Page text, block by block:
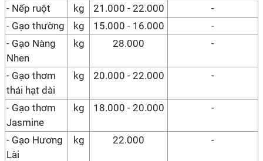
- Nếp ruột
kg 21.000 - 22.000
-
- Gạo thường
kg 15.000 - 16.000
-
- Gạo Nàng
Nhen
kg 28.000 -
- Gạo thơm
thái hạt dài
kg 20.000 - 22.000 -
- Gạo thơm
Jasmine
kg 18.000 - 20.000 -
- Gạo Hương
Lài
kg 22.000 -